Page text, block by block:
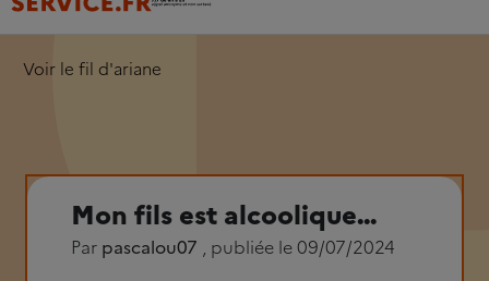
Voir le fil d'ariane
Mon fils est alcoolique...
Par pascalou07 , publiée le 09/07/2024